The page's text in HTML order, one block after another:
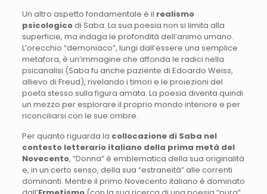
Un altro aspetto fondamentale è il realismo
psicologicodi Saba. La sua poesia non si limita alla
superficie, ma indaga le profondità dell’animo umano.
L’orecchio “demoniaco”, lungi dall’essere una semplice
metafora, è un’immagine che affonda le radici nella
psicanalisi (Saba fu anche paziente di Edoardo Weiss,
allievo di Freud), rivelando i timori e le proiezioni del
poeta stesso sulla figura amata. La poesia diventa quindi
un mezzo per esplorare il proprio mondo interiore e per
riconciliarsi con le sue ombre.
Per quanto riguarda la collocazione di Saba nel
contesto letterario italiano della prima metà del
Novecento, “Donna” è emblematica della sua originalità
e, in un certo senso, della sua “estraneità” alle correnti
dominanti. Mentre il primo Novecento italiano è dominato